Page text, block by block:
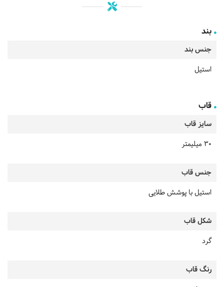
بند
جنس بند
استیل
قاب
سایز قاب
30 میلیمتر
جنس قاب
استیل با پوشش طلایی
شکل قاب
گرد
رنگ قاب